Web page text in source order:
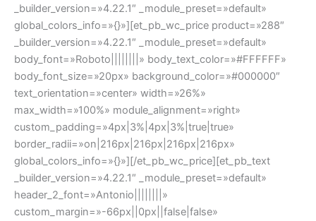
_builder_version=»4.22.1″ _module_preset=»default»
global_colors_info=»{}»][et_pb_wc_price product=»288″
_builder_version=»4.22.1″ _module_preset=»default»
body_font=»Roboto||||||||» body_text_color=»#FFFFFF»
body_font_size=»20px» background_color=»#000000″
text_orientation=»center» width=»26%»
max_width=»100%» module_alignment=»right»
custom_padding=»4px|3%|4px|3%|true|true»
border_radii=»on|216px|216px|216px|216px»
global_colors_info=»{}»][/et_pb_wc_price][et_pb_text
_builder_version=»4.22.1″ _module_preset=»default»
header_2_font=»Antonio||||||||»
custom_margin=»-66px||0px||false|false»